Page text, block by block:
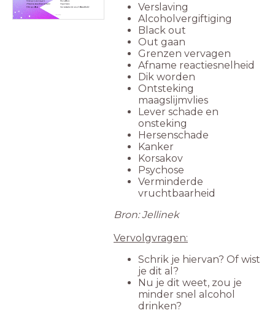
Verslaving
Alcoholvergiftiging
Black out
Out gaan
Grenzen vervagen
Afname reactiesnelheid
Dik worden
Ontsteking
maagslijmvlies
Lever schade en
onsteking
Hersenschade
Kanker
Korsakov
Psychose
Verminderde
vruchtbaarheid
Bron: Jellinek
Vervolgvragen:
Schrik je hiervan? Of wist
je dit al?
Nu je dit weet, zou je
minder snel alcohol
drinken?